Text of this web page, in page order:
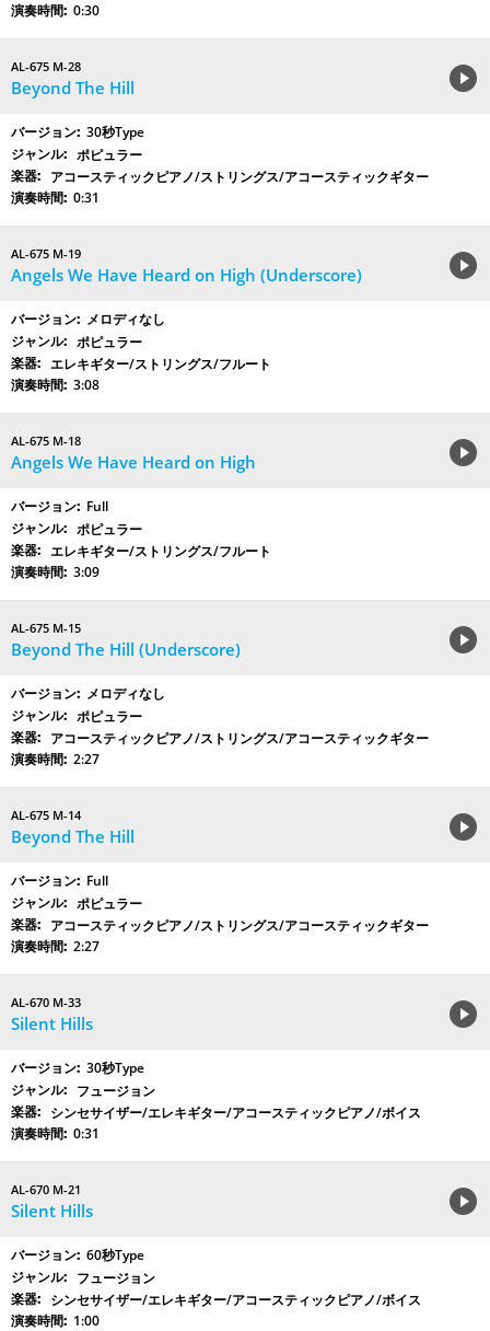
0:30
AL-675 M-28
Beyond The Hill
30秒Type
ポピュラー
アコースティックピアノ/ストリングス/アコースティックギター
0:31
AL-675 M-19
Angels We Have Heard on High (Underscore)
メロディなし
ポピュラー
エレキギター/ストリングス/フルート
3:08
AL-675 M-18
Angels We Have Heard on High
Full
ポピュラー
エレキギター/ストリングス/フルート
3:09
AL-675 M-15
Beyond The Hill (Underscore)
メロディなし
ポピュラー
アコースティックピアノ/ストリングス/アコースティックギター
2:27
AL-675 M-14
Beyond The Hill
Full
ポピュラー
アコースティックピアノ/ストリングス/アコースティックギター
2:27
AL-670 M-33
Silent Hills
30秒Type
フュージョン
シンセサイザー/エレキギター/アコースティックピアノ/ボイス
0:31
AL-670 M-21
Silent Hills
60秒Type
フュージョン
シンセサイザー/エレキギター/アコースティックピアノ/ボイス
1:00